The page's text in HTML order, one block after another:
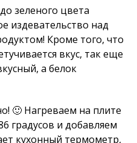
зеленого цвета
издевательство над
Кроме того, что
вкус, так еще
а белок
🙂 Нагреваем на плите
градусов и добавляем
кухонный термометр,